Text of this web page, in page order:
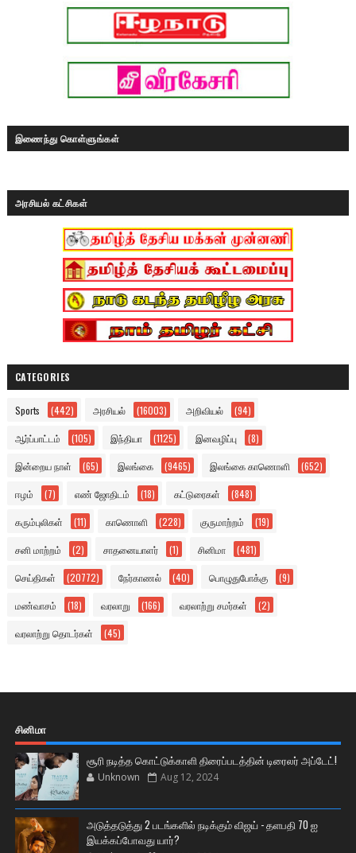
இணைந்து கொள்ளுங்கள்
அரசியல் கட்சிகள்
CATEGORIES
Sports (442) அரசியல் (16003) அறிவியல் (94)
ஆர்ப்பாட்டம் (105) இந்தியா (1125) இனவழிப்பு (8)
இன்றைய நாள் (65) இலங்கை (9465) இலங்கை காணொளி (652)
ஈழம் (7) எண் ஜோதிடம் (18) கட்டுரைகள் (848)
கரும்புலிகள் (11) காணொளி (228) குருமாற்றம் (19)
சனி மாற்றம் (2) சாதனையாளர் (1) சினிமா (481)
செய்திகள் (20772) நேர்காணல் (40) பொழுதுபோக்கு (9)
மண்வாசம் (18) வரலாறு (166) வரலாற்று சமர்கள் (2)
வரலாற்று தொடர்கள் (45)
சினிமா
சூரி நடித்த கொட்டுக்காளி திரைப்படத்தின் டிரைலர் அப்டேட்!
Unknown Aug 12, 2024
அடுத்தடுத்து 2 படங்களில் நடிக்கும் விஜய் - தளபதி 70 ஐ
இயக்கப்போவது யார்?